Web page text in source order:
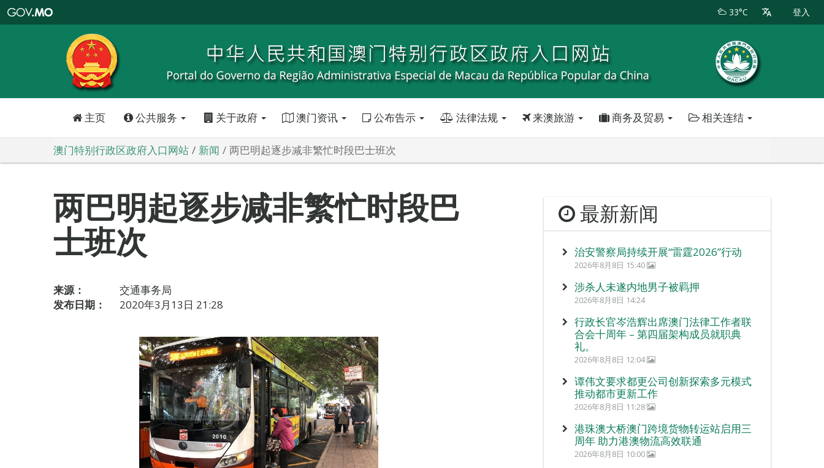
特
政
区
政
口
33°C 登入
主页 公共服务 关于政府 澳门资讯 公布告示 法律法规 来澳旅游 商务及贸易 相关连结
澳门特别行政区政府入口网站 新闻 两巴明起逐步减非繁忙时段巴士班次
两巴明起逐步减非繁忙时段巴
士班次
来源：
交通事务局
发布日期：
2020年3月13日 21:28
最新新闻
治安警察局持续开展“雷霆2026”行动
2026年8月8日 15:40
涉杀人未遂内地男子被羁押
2026年8月8日 14:24
行政长官岑浩辉出席澳门法律工作者联
合会十周年 – 第四届架构成员就职典
礼。
2026年8月8日 12:04
谭伟文要求都更公司创新探索多元模式
推动都市更新工作
2026年8月8日 11:28
港珠澳大桥澳门跨境货物转运站启用三
周年 助力港澳物流高效联通
2026年8月8日 10:00